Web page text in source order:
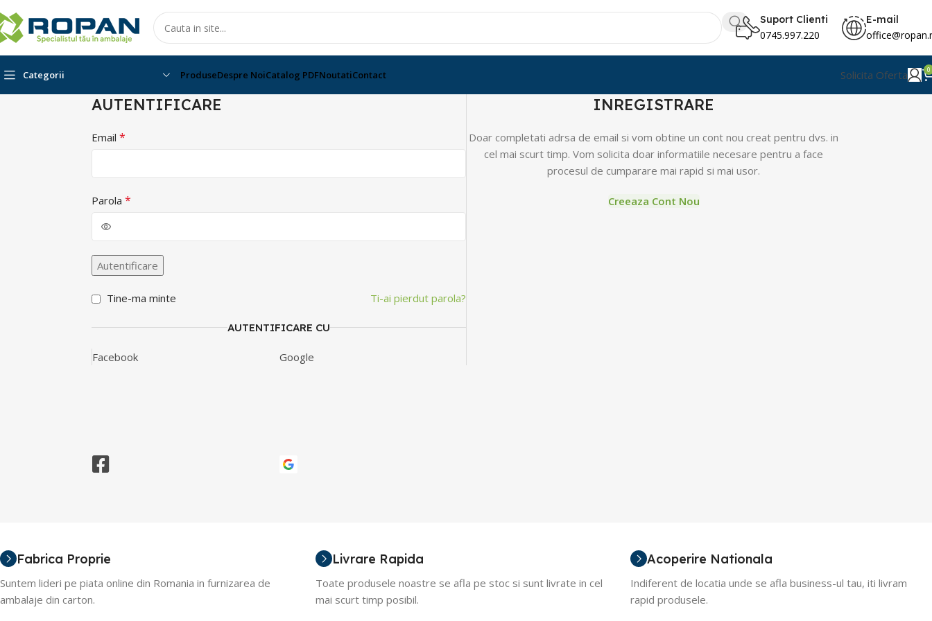
Suport Clienti
0745.997.220
E-mail
Categorii ProduseDespre NoiCatalog PDFNoutatiContact Solicita Oferta 0
AUTENTIFICARE
Email *
Parola *
Alternative:
Autentificare
Ti-ai pierdut parola?
Tine-ma minte
AUTENTIFICARE CU
Facebook Google
INREGISTRARE
Doar completati adrsa de email si vom obtine un cont nou creat pentru dvs. in
cel mai scurt timp. Vom solicita doar informatiile necesare pentru a face
procesul de cumparare mai rapid si mai usor.
Creeaza Cont Nou
Fabrica Proprie
Suntem lideri pe piata online din Romania in furnizarea de
ambalaje din carton.
Livrare Rapida
Toate produsele noastre se afla pe stoc si sunt livrate in cel
mai scurt timp posibil.
Acoperire Nationala
Indiferent de locatia unde se afla business-ul tau, iti livram
rapid produsele.